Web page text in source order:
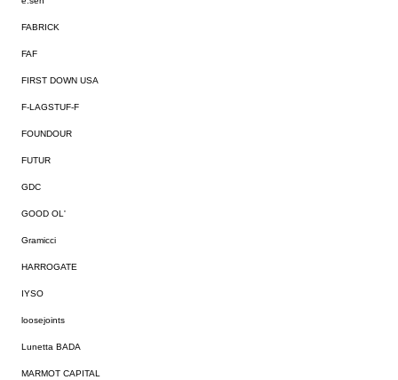
FABRICK
FAF
FIRST DOWN USA
F-LAGSTUF-F
FOUNDOUR
FUTUR
GDC
GOOD OL'
Gramicci
HARROGATE
IYSO
loosejoints
Lunetta BADA
MARMOT CAPITAL